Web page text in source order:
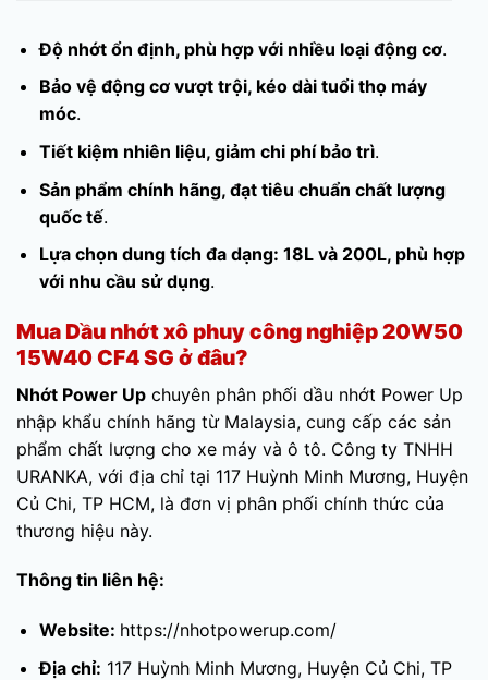
Độ nhớt ổn định, phù hợp với nhiều loại động cơ.
Bảo vệ động cơ vượt trội, kéo dài tuổi thọ máy
móc.
Tiết kiệm nhiên liệu, giảm chi phí bảo trì.
Sản phẩm chính hãng, đạt tiêu chuẩn chất lượng
quốc tế.
Lựa chọn dung tích đa dạng: 18L và 200L, phù hợp
với nhu cầu sử dụng.
Mua Dầu nhớt xô phuy công nghiệp 20W50
15W40 CF4 SG ở đâu?
Nhớt Power Up chuyên phân phối dầu nhớt Power Up
nhập khẩu chính hãng từ Malaysia, cung cấp các sản
phẩm chất lượng cho xe máy và ô tô. Công ty TNHH
URANKA, với địa chỉ tại 117 Huỳnh Minh Mương, Huyện
Củ Chi, TP HCM, là đơn vị phân phối chính thức của
thương hiệu này.
Thông tin liên hệ:
Website: https://nhotpowerup.com/
Địa chỉ: 117 Huỳnh Minh Mương, Huyện Củ Chi, TP